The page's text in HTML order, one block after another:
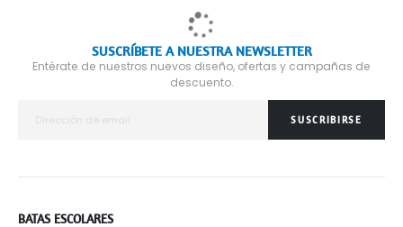
SUSCRÍBETE A NUESTRA NEWSLETTER
Entérate de nuestros nuevos diseño, ofertas y campañas de
descuento.
SUSCRIBIRSE
BATAS ESCOLARES